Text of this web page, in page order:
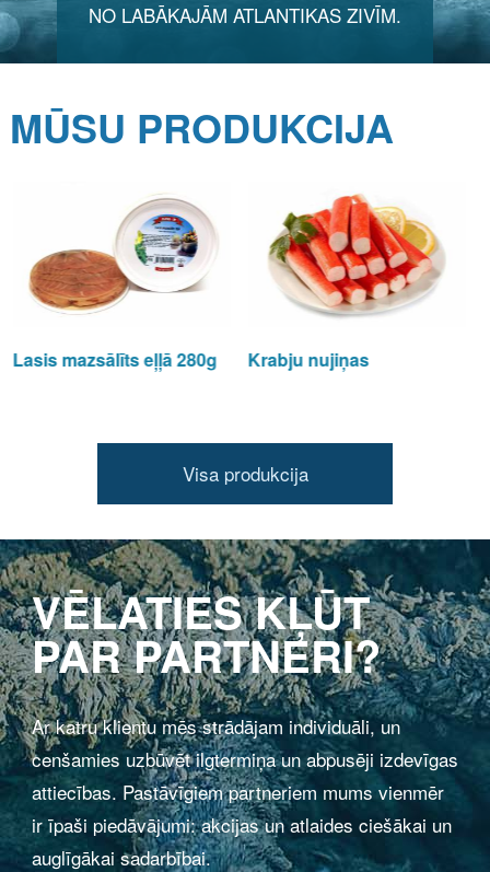
NO LABĀKAJĀM ATLANTIKAS ZIVĪM.
MŪSU PRODUKCIJA
Krabju nujiņas Heks
Visa produkcija
VĒLATIES KĻŪT
PAR PARTNERI?
Ar katru klientu mēs strādājam individuāli, un
cenšamies uzbūvēt ilgtermiņa un abpusēji izdevīgas
attiecības. Pastāvīgiem partneriem mums vienmēr
ir īpaši piedāvājumi: akcijas un atlaides ciešākai un
auglīgākai sadarbībai.